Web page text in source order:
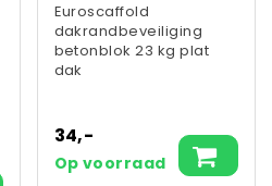
Euroscaffold
dakrandbeveiliging
betonblok 23 kg plat
dak
34,-
Op voorraad